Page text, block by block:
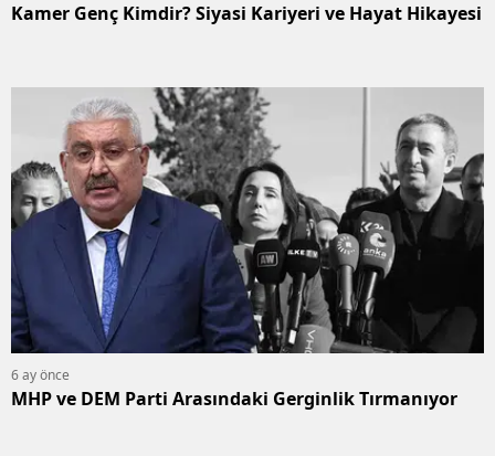
Kamer Genç Kimdir? Siyasi Kariyeri ve Hayat Hikayesi
6 ay önce
MHP ve DEM Parti Arasındaki Gerginlik Tırmanıyor